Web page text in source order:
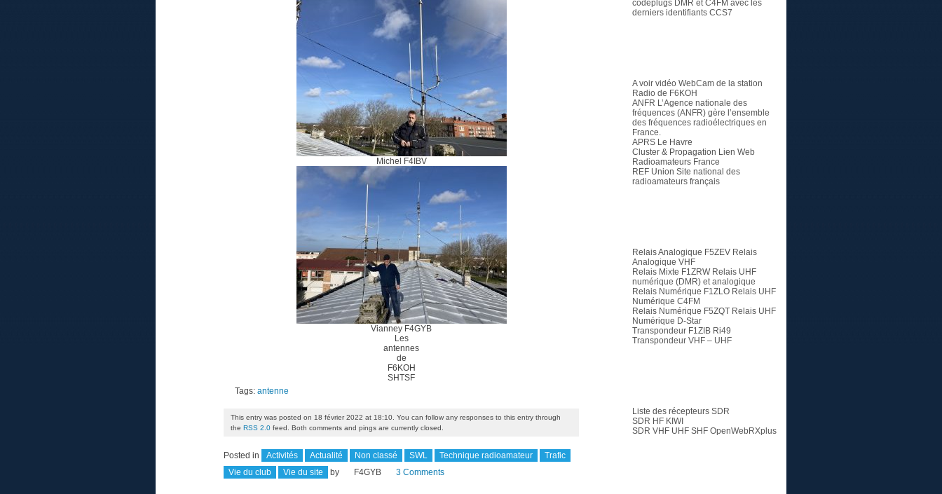
Michel F4IBV
Vianney F4GYB
Les
antennes
de
F6KOH
SHTSF
Tags: antenne
This entry was posted on 18 février 2022 at 18:10. You can follow any responses to this entry through
the RSS 2.0 feed. Both comments and pings are currently closed.
Posted in Activités Actualité Non classé SWL Technique radioamateur
Trafic
Vie du club
Vie du site by F4GYB 3 Comments
codeplugs DMR et C4FM avec les
derniers identifiants CCS7
A voir vidéo WebCam de la station
Radio de F6KOH
ANFR L’Agence nationale des
fréquences (ANFR) gère l’ensemble
des fréquences radioélectriques en
France.
APRS Le Havre
Cluster & Propagation Lien Web
Radioamateurs France
REF Union Site national des
radioamateurs français
Relais Analogique F5ZEV Relais
Analogique VHF
Relais Mixte F1ZRWRelais UHF
numérique (DMR) et analogique
Relais Numérique F1ZLO Relais UHF
Numérique C4FM
Relais Numérique F5ZQT Relais UHF
Numérique D-Star
Transpondeur F1ZIB Ri49
Transpondeur VHF – UHF
Liste des récepteurs SDR
SDR HF KIWI
SDR VHF UHF SHF OpenWebRXplus